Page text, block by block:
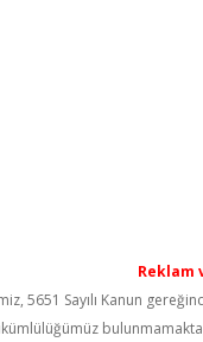
Reklam
5651 Sayılı Kanun